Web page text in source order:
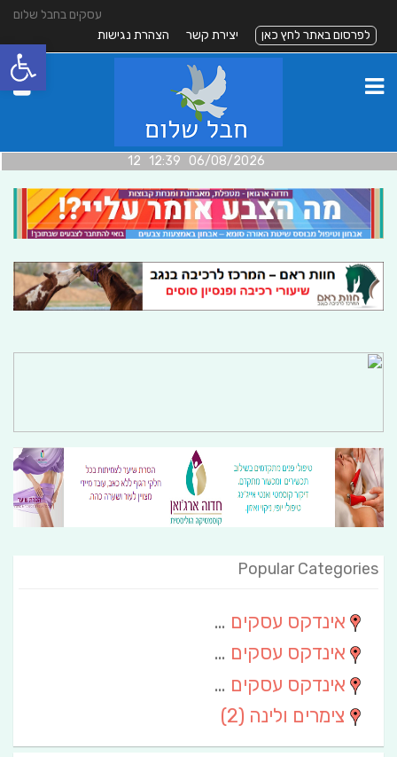
פתח
עסקים בחבל שלום
לפרסום באתר לחץ כאן
יצירת קשר הצהרת נגישות
06/08/2026 12:39 12
Popular Categories
אינדקס עסקים מרחבי
אינדקס עסקים חבל שלום
אינדקס עסקים ארצי
צימרים ולינה (2)